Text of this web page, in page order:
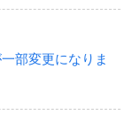
部変更になりま